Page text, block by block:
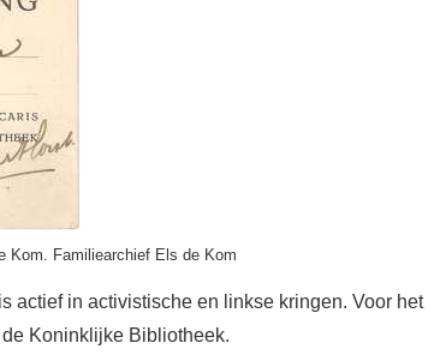
Kom. Familiearchief Els de Kom
actief in activistische en linkse kringen. Voor het
Koninklijke Bibliotheek.